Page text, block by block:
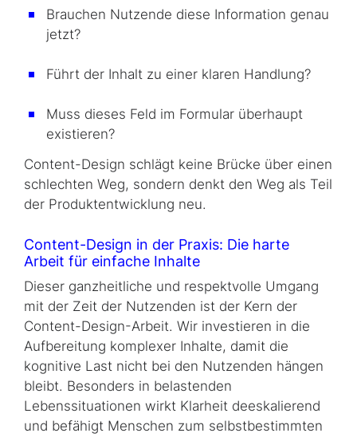
Brauchen Nutzende diese Information genau
jetzt?
Führt der Inhalt zu einer klaren Handlung?
Muss dieses Feld im Formular überhaupt
existieren?
Content-Design schlägt keine Brücke über einen
schlechten Weg, sondern denkt den Weg als Teil
der Produktentwicklung neu.
Content-Design in der Praxis: Die harte
Arbeit für einfache Inhalte
Dieser ganzheitliche und respektvolle Umgang
mit der Zeit der Nutzenden ist der Kern der
Content-Design-Arbeit. Wir investieren in die
Aufbereitung komplexer Inhalte, damit die
kognitive Last nicht bei den Nutzenden hängen
bleibt. Besonders in belastenden
Lebenssituationen wirkt Klarheit deeskalierend
und befähigt Menschen zum selbstbestimmten